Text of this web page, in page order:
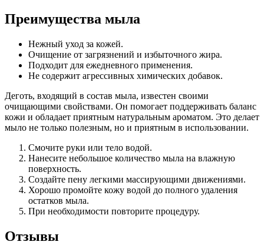
Преимущества мыла
Нежный уход за кожей.
Очищение от загрязнений и избыточного жира.
Подходит для ежедневного применения.
Не содержит агрессивных химических добавок.
Деготь, входящий в состав мыла, известен своими
очищающими свойствами. Он помогает поддерживать баланс
кожи и обладает приятным натуральным ароматом. Это делает
мыло не только полезным, но и приятным в использовании.
Смочите руки или тело водой.
Нанесите небольшое количество мыла на влажную
поверхность.
Создайте пену легкими массирующими движениями.
Хорошо промойте кожу водой до полного удаления
остатков мыла.
При необходимости повторите процедуру.
Отзывы